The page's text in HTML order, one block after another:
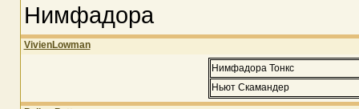
Нимфадора
VivienLowman
Нимфадора Тонкс
Ньют Скамандер